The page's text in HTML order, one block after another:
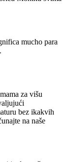
mucho para
za višu
bez ikakvih
na naše